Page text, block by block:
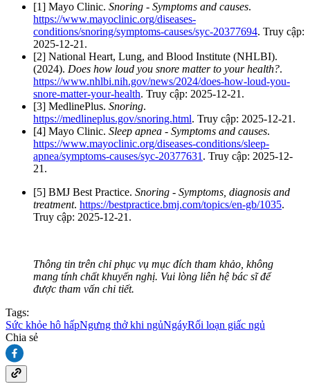
[1] Mayo Clinic. Snoring - Symptoms and causes.
https://www.mayoclinic.org/diseases-
conditions/snoring/symptoms-causes/syc-20377694. Truy cập:
2025-12-21.
[2] National Heart, Lung, and Blood Institute (NHLBI).
(2024). Does how loud you snore matter to your health?.
https://www.nhlbi.nih.gov/news/2024/does-how-loud-you-
snore-matter-your-health. Truy cập: 2025-12-21.
[3] MedlinePlus. Snoring.
https://medlineplus.gov/snoring.html. Truy cập: 2025-12-21.
[4] Mayo Clinic. Sleep apnea - Symptoms and causes.
https://www.mayoclinic.org/diseases-conditions/sleep-
apnea/symptoms-causes/syc-20377631. Truy cập: 2025-12-
21.
[5] BMJ Best Practice. Snoring - Symptoms, diagnosis and
treatment. https://bestpractice.bmj.com/topics/en-gb/1035.
Truy cập: 2025-12-21.
Thông tin trên chỉ phục vụ mục đích tham khảo, không
mang tính chất khuyến nghị. Vui lòng liên hệ bác sĩ để
được tham vấn chi tiết.
Tags:
Sức khỏe hô hấpNgưng thở khi ngủNgáyRối loạn giấc ngủ
Chia sẻ